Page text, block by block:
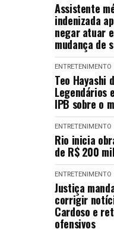
Assistente
indenizada
negar atuar
mudança de
ENTRETENIMENTO
Teo Hayashi
Legendários
IPB sobre o
ENTRETENIMENTO
Rio inicia
de R$ 200
ENTRETENIMENTO
Justiça
corrigir
Cardoso e
ofensivos